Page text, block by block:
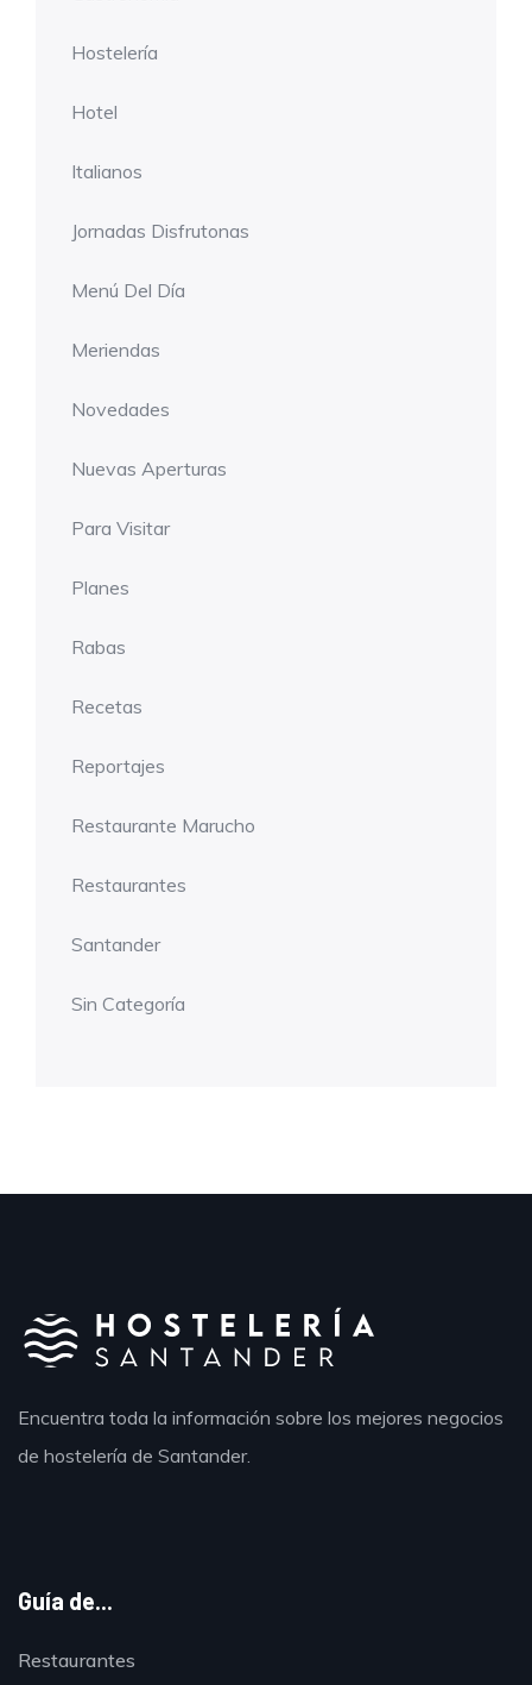
Hostelería
Hotel
Italianos
Jornadas Disfrutonas
Menú Del Día
Meriendas
Novedades
Nuevas Aperturas
Para Visitar
Planes
Rabas
Recetas
Reportajes
Restaurante Marucho
Restaurantes
Santander
Sin Categoría
Encuentra toda la información sobre los mejores negocios
de hostelería de Santander.
Guía de...
Restaurantes